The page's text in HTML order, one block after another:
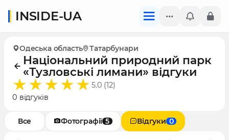
INSIDE-UA
Одеська область Татарбунари
Національний природний парк
«Тузловські лимани» відгуки
5.0 (12)
0 відгуків
Все Фотографії 5 Відгуки 0